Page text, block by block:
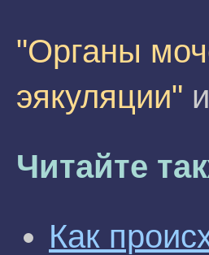
"Органы
эякуляции"
Читайте
Как